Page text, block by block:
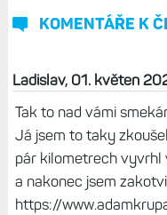
KOMENTÁŘE K
Ladislav, 01. květen
Tak to nad vámi
Já jsem to taky
pár kilometrech vyvrhl
a nakonec jsem
https://